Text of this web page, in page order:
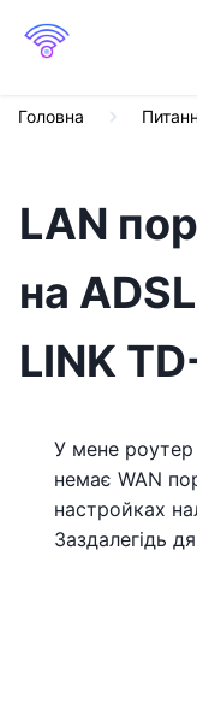
Головна
LAN
на
LINK
У мене роутер
немає WAN
настройках
Заздалегідь